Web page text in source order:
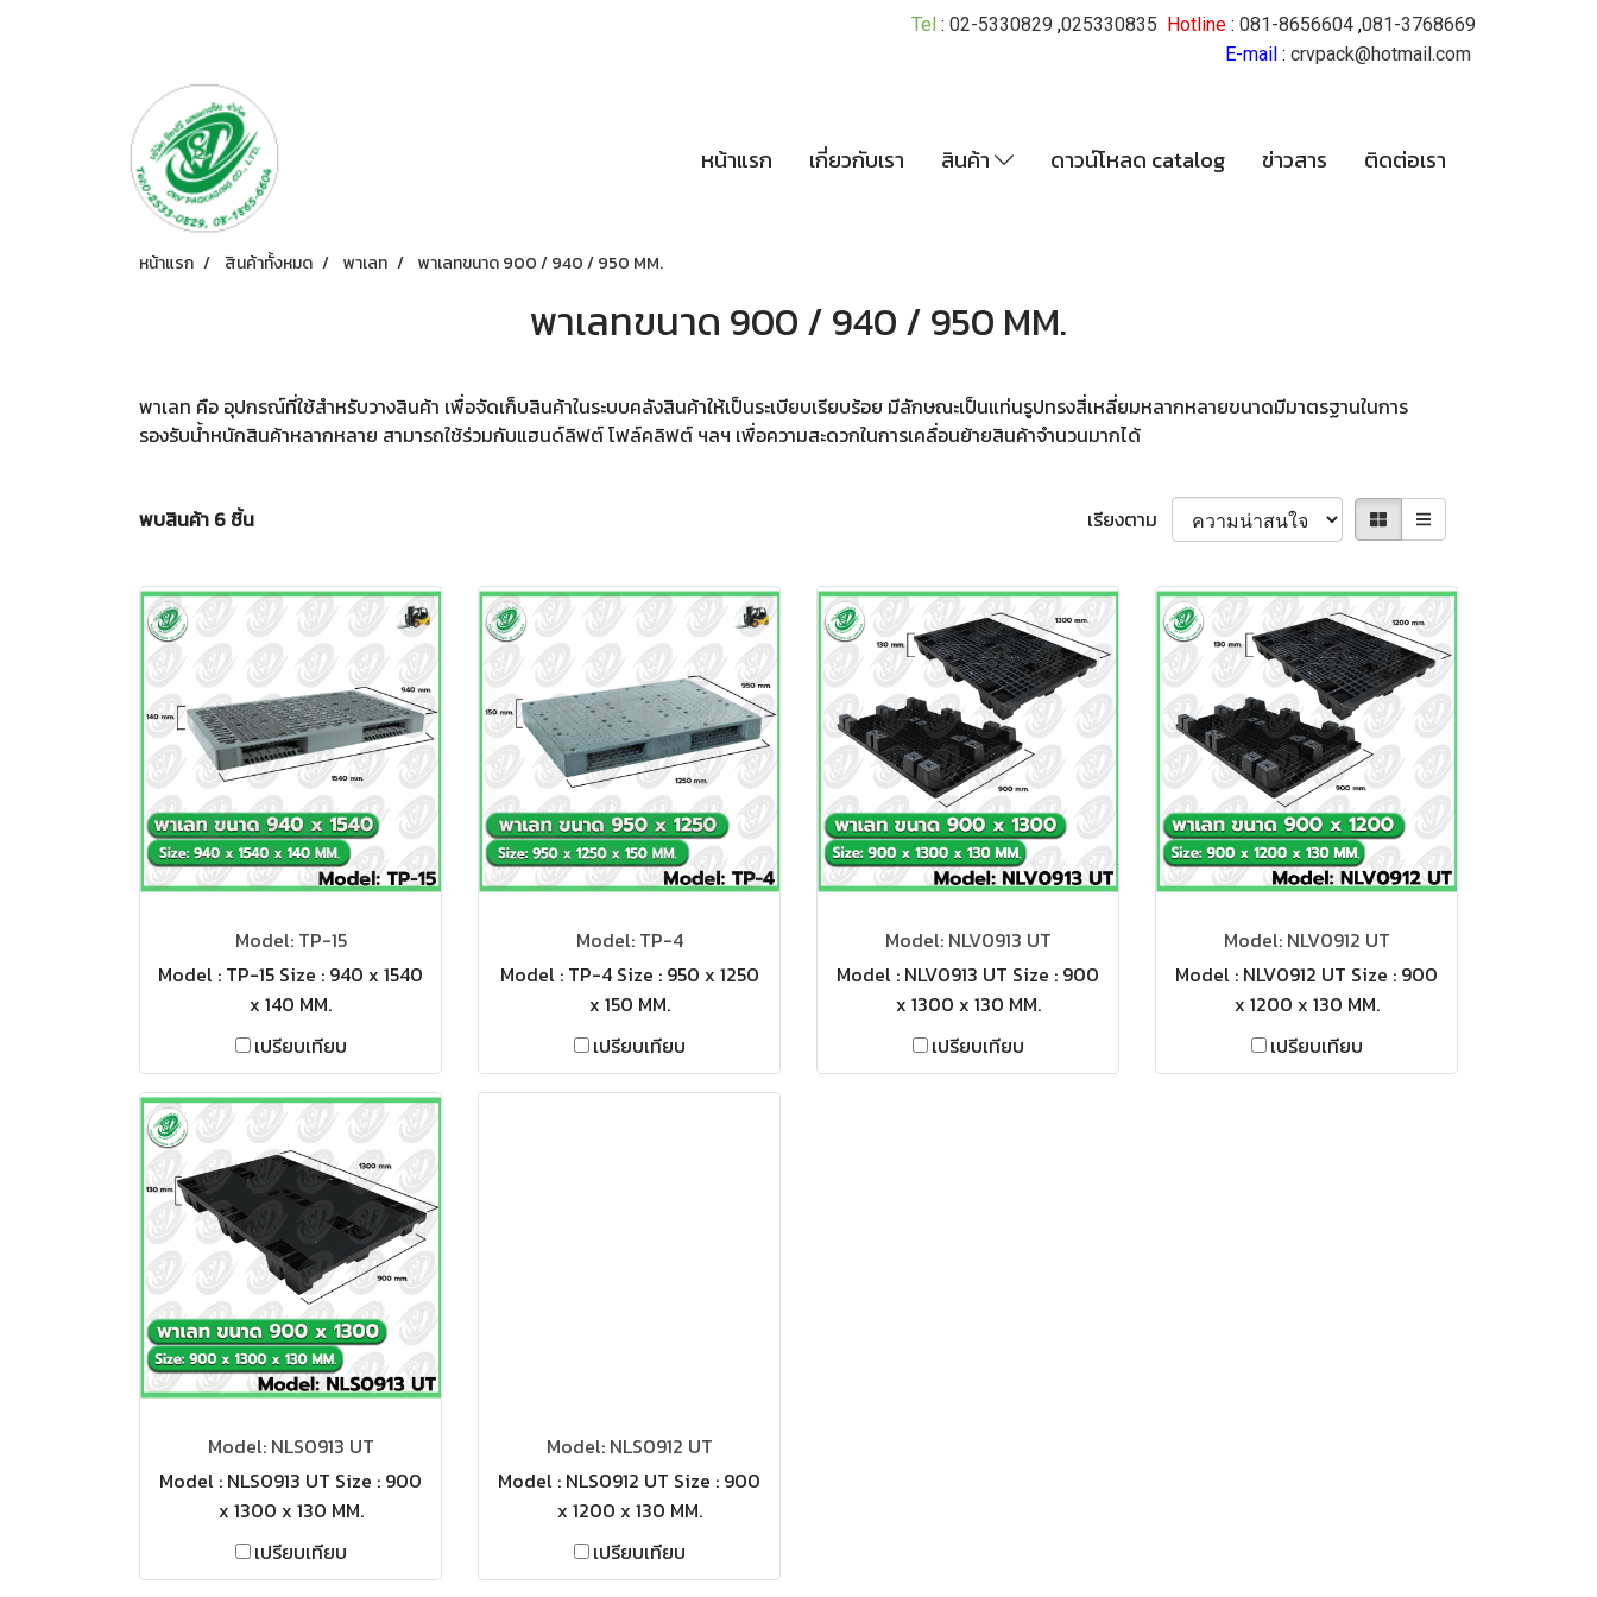
Tel : 02-5330829 ,025330835 Hotline : 081-8656604 ,081-3768669
E-mail : crvpack@hotmail.com
หน้าแรก เกี่ยวกับเรา สินค้า ดาวน์โหลด catalog ข่าวสาร ติดต่อเรา
หน้าแรก สินค้าทั้งหมด พาเลท พาเลทขนาด 900 / 940 / 950 MM.
พาเลทขนาด 900 / 940 / 950 MM.
พาเลท คือ อุปกรณ์ที่ใช้สำหรับวางสินค้า เพื่อจัดเก็บสินค้าในระบบคลังสินค้าให้เป็นระเบียบเรียบร้อย มีลักษณะเป็นแท่นรูปทรงสี่เหลี่ยมหลากหลายขนาดมีมาตรฐานในการ
รองรับน้ำหนักสินค้าหลากหลาย สามารถใช้ร่วมกับแฮนด์ลิฟต์ โฟล์คลิฟต์ ฯลฯ เพื่อความสะดวกในการเคลื่อนย้ายสินค้าจำนวนมากได้
พบสินค้า 6 ชิ้น เรียงตาม
Model: TP-15
Model : TP-15 Size : 940 x 1540
x 140 MM.
เปรียบเทียบ
Model: TP-4
Model : TP-4 Size : 950 x 1250
x 150 MM.
เปรียบเทียบ
Model: NLV0913 UT
Model : NLV0913 UT Size : 900
x 1300 x 130 MM.
เปรียบเทียบ
Model: NLV0912 UT
Model : NLV0912 UT Size : 900
x 1200 x 130 MM.
เปรียบเทียบ
Model: NLS0913 UT
Model : NLS0913 UT Size : 900
x 1300 x 130 MM.
เปรียบเทียบ
Model: NLS0912 UT
Model : NLS0912 UT Size : 900
x 1200 x 130 MM.
เปรียบเทียบ